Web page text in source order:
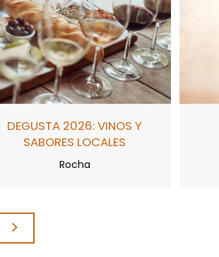
DEGUSTA 2026: VINOS Y
SABORES LOCALES
Rocha